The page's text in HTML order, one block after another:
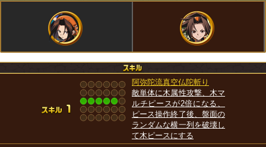
阿弥陀流真空仏陀斬り
敵単体に木属性攻撃、木マ
ルチピースが2倍になる、
ピース操作終了後、盤面の
ランダムな横一列を破壊し
て木ピースにする